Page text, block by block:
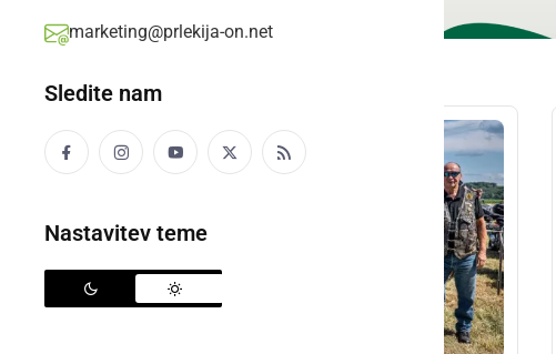
marketing@prlekija-on.net
Sledite nam
Nastavitev teme